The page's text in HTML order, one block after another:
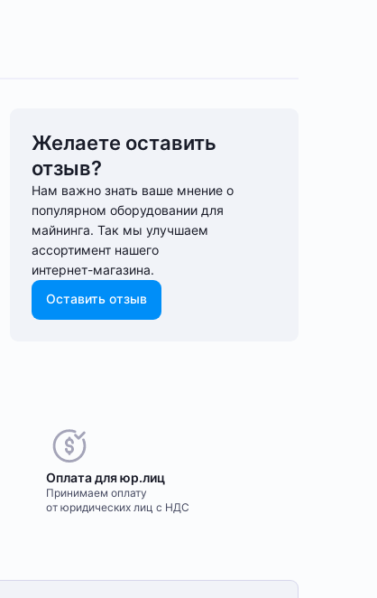
Желаете оставить
отзыв?
Нам важно знать ваше мнение о
популярном оборудовании для
майнинга. Так мы улучшаем
ассортимент нашего
интернет-⁠магазина.
Оставить отзыв
Оплата для юр.лиц
Принимаем оплату
от юридических лиц с НДС